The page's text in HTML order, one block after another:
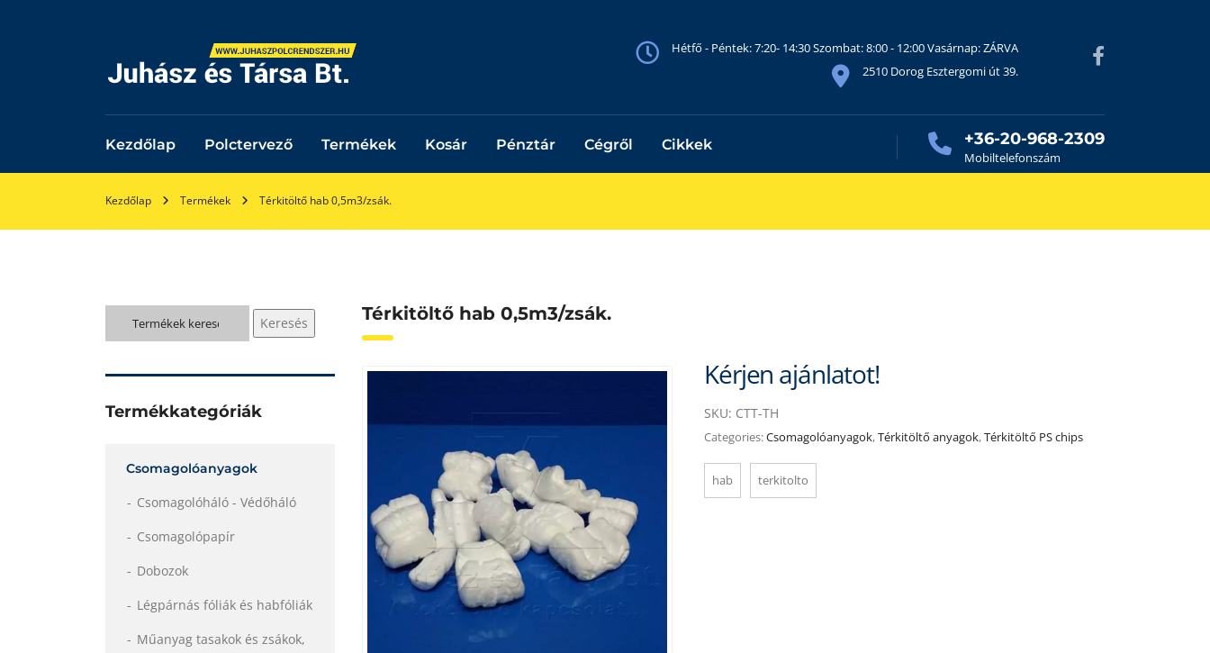
Hétfő - Péntek: 7:20- 14:30 Szombat: 8:00 - 12:00 Vasárnap: ZÁRVA
2510 Dorog Esztergomi út 39.
Kezdőlap Polctervező Termékek Kosár Pénztár Cégről Cikkek +36-20-968-2309
Mobiltelefonszám
Kezdőlap Termékek Térkitöltő hab 0,5m3/zsák.
Térkitöltő hab 0,5m3/zsák.
Kérjen ajánlatot!
SKU: CTT-TH
Categories:Csomagolóanyagok,Térkitöltő anyagok,Térkitöltő PS chips
hab terkitolto
Keresés
a
Keresés
Termékkategóriák
Csomagolóanyagok
Csomagolóháló - Védőháló
Csomagolópapír
Dobozok
Légpárnás fóliák és habfóliák
Műanyag tasakok és zsákok,